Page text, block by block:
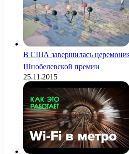
В США завершилась
Шнобелевской премии
25.11.2015